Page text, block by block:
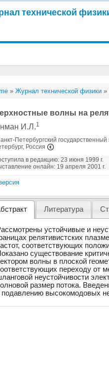
технической
»Журнал технической физики »
волны на
И.Л.1
Петербургский
Россия
в редакцию: 23 июня 1999 г.
онлайн: 19 апреля 2001 г.
Литература
устойчивые и
релятивистских
соответствующих
существование
волны в плоской
переходу от
неустойчивости
размер потока.
подавлению высокомодовых